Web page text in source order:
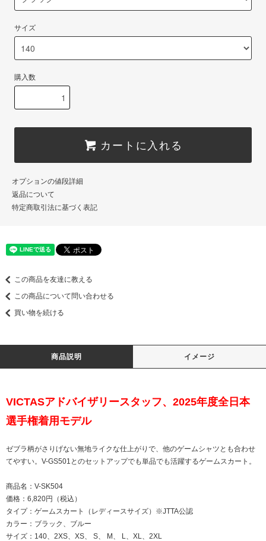
サイズ
購入数
カートに入れる
オプションの値段詳細
返品について
特定商取引法に基づく表記
この商品を友達に教える
この商品について問い合わせる
買い物を続ける
商品説明 イメージ
VICTASアドバイザリースタッフ、2025年度全日本
選手権着用モデル
ゼブラ柄がさりげない無地ライクな仕上がりで、他のゲームシャツとも合わせ
てやすい。V-GS501とのセットアップでも単品でも活躍するゲームスカート。
商品名：V-SK504
価格：6,820円（税込）
タイプ：ゲームスカート（レディースサイズ）※JTTA公認
カラー：ブラック、ブルー
サイズ：140、2XS、XS、 S、 M、 L、XL、2XL